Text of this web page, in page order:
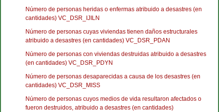
Número de personas heridas o enfermas atribuido a desastres (en
cantidades) VC_DSR_IJILN
Número de personas cuyas viviendas tienen daños estructurales
atribuido a desastres (en cantidades) VC_DSR_PDAN
Número de personas con viviendas destruidas atribuido a desastres
(en cantidades) VC_DSR_PDYN
Número de personas desaparecidas a causa de los desastres (en
cantidades) VC_DSR_MISS
Número de personas cuyos medios de vida resultaron afectados o
fueron destruidos, atribuido a desastres (en cantidades)